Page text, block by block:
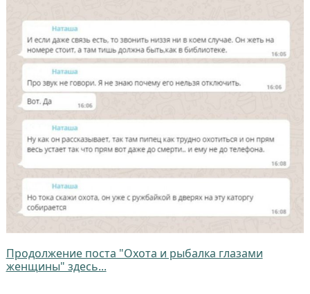
Продолжение поста "Охота и рыбалка глазами
женщины" здесь...